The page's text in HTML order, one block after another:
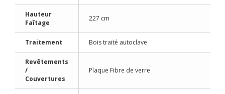
Hauteur
Faîtage
227 cm
Traitement Bois traité autoclave
Revêtements
/
Couvertures
Plaque Fibre de verre